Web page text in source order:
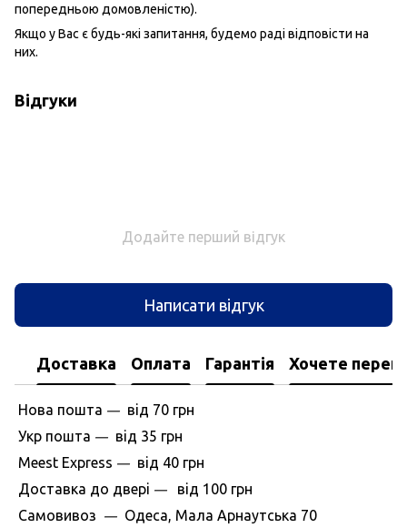
попередньою домовленістю).
Якщо у Вас є будь-які запитання, будемо раді відповісти на
них.
Відгуки
Додайте перший відгук
Написати відгук
Доставка Оплата Гарантія Хочете
Нова пошта — вiд 70 грн
Укр пошта — вiд 35 грн
Meest Express — вiд 40 грн
Доставка до дверi —вiд 100 грн
Самовивоз
— Одеса, Мала Арнаутська 70